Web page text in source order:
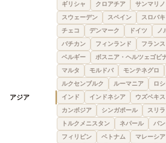
ギリシャ
クロアチア サンマリノ
スウェーデン
スペイン スロバ
チェコ
デンマーク ドイツ ノ
バチカン
フィンランド フランス
ベルギー
ボスニア・ヘルツェゴビ
マルタ
モルドバ モンテネグロ
ルクセンブルク
ルーマニア ロ
アジア インド インドネシア ウズベキ
カンボジア
シンガポール スリ
トルクメニスタン
ネパール バ
フィリピン
ベトナム マレーシア